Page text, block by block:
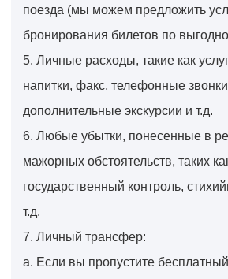
поезда (мы можем предложить
бронирования билетов по
5. Личные расходы, такие как
напитки, факс, телефонные
дополнительные экскурсии и т.д.
6. Любые убытки, понесенные в
мажорных обстоятельств, таких
государственный контроль,
т.д.
7. Личный трансфер:
a. Если вы пропустите